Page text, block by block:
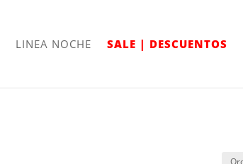
LINEA NOCHE SALE | DESCUENTOS